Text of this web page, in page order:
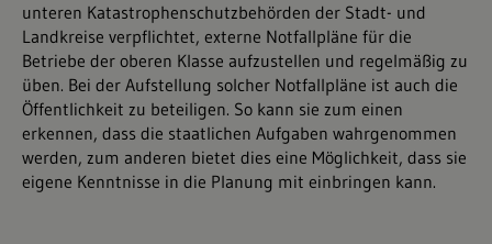
unteren Katastrophenschutzbehörden der Stadt- und
Landkreise verpflichtet, externe Notfallpläne für die
Betriebe der oberen Klasse aufzustellen und regelmäßig zu
üben. Bei der Aufstellung solcher Notfallpläne ist auch die
Öffentlichkeit zu beteiligen. So kann sie zum einen
erkennen, dass die staatlichen Aufgaben wahrgenommen
werden, zum anderen bietet dies eine Möglichkeit, dass sie
eigene Kenntnisse in die Planung mit einbringen kann.